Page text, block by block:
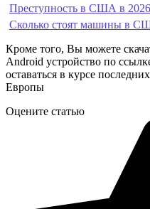
Преступность в США в
Сколько стоят машины в
Кроме того, Вы можете
Android устройство по
оставаться в курсе
Европы
Оцените статью